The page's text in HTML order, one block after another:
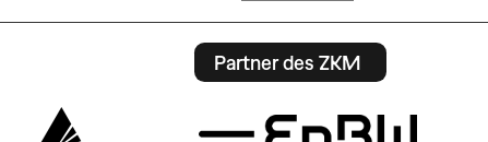
Partner des ZKM